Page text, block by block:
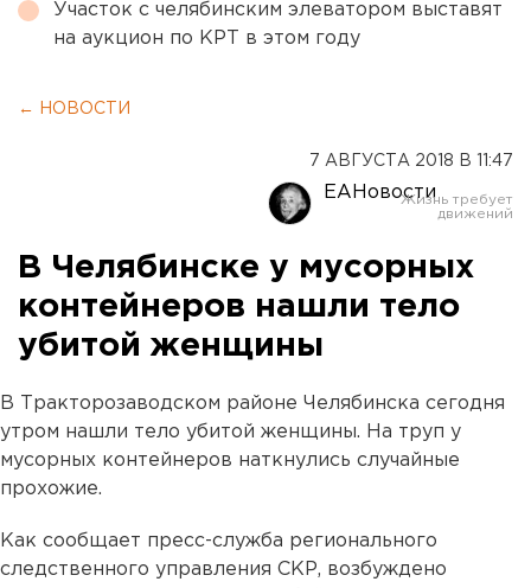
Участок с челябинским элеватором выставят
на аукцион по КРТ в этом году
← НОВОСТИ
7 АВГУСТА 2018 В 11:47
ЕАНовости
В Челябинске у мусорных
контейнеров нашли тело
убитой женщины
В Тракторозаводском районе Челябинска сегодня
утром нашли тело убитой женщины. На труп у
мусорных контейнеров наткнулись случайные
прохожие.
Как сообщает пресс-служба регионального
следственного управления СКР, возбуждено